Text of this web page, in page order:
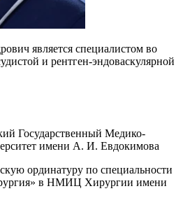
является специалистом во
и рентген-эндоваскулярной
Государственный Медико-
имени А. И. Евдокимова
ординатуру по специальности
в НМИЦ Хирургии имени